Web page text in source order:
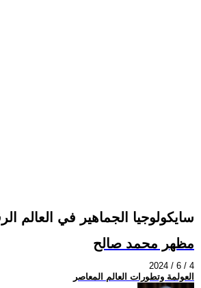
سايكولوجيا الجماهير في العالم
مظهر محمد صالح
2024 / 6 / 4
العولمة وتطورات العالم المعاصر